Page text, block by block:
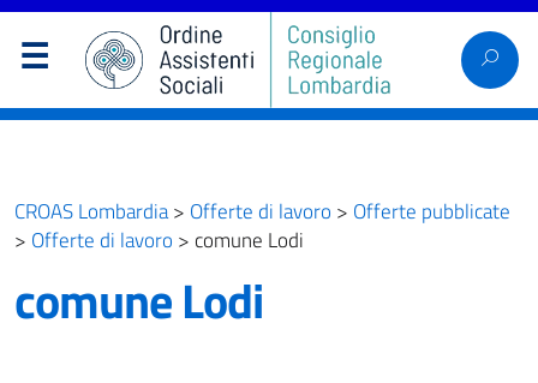
CROAS Lombardia> Offerte di lavoro > Offerte pubblicate
> Offerte di lavoro > comune Lodi
comune Lodi